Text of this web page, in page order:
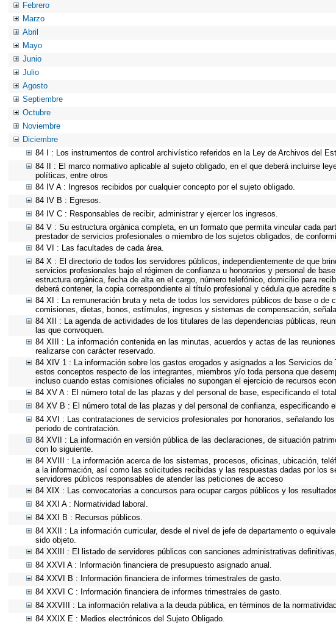
Febrero
Marzo
Abril
Mayo
Junio
Julio
Agosto
Septiembre
Octubre
Noviembre
Diciembre
84 I : Los instrumentos de control archivístico referidos en la Ley de Archivos del
84 II : El marco normativo aplicable al sujeto obligado, en el que deberá incluirse
políticas, entre otros
84 IV A : Ingresos recibidos por cualquier concepto por el sujeto obligado.
84 IV B : Egresos.
84 IV C : Responsables de recibir, administrar y ejercer los ingresos.
84 V : Su estructura orgánica completa, en un formato que permita vincular cada
prestador de servicios profesionales o miembro de los sujetos obligados, de
84 VI : Las facultades de cada área.
84 X : El directorio de todos los servidores públicos, independientemente de que
servicios profesionales bajo el régimen de confianza u honorarios y personal de
estructura orgánica, fecha de alta en el cargo, número telefónico, domicilio para
deberá contener, la copia correspondiente al título profesional y cédula que acredite
84 XI : La remuneración bruta y neta de todos los servidores públicos de base o
comisiones, dietas, bonos, estímulos, ingresos y sistemas de compensación,
84 XII : La agenda de actividades de los titulares de las dependencias públicas,
las que convoquen.
84 XIII : La información contenida en las minutas, acuerdos y actas de las
realizarse con carácter reservado.
84 XIV 1 : La información sobre los gastos erogados y asignados a los Servicios
estos conceptos respecto de los integrantes, miembros y/o toda persona que
incluso cuando estas comisiones oficiales no supongan el ejercicio de recursos
84 XV A : El número total de las plazas y del personal de base, especificando el
84 XV B : El número total de las plazas y del personal de confianza, especificando
84 XVI : Las contrataciones de servicios profesionales por honorarios, señalando
periodo de contratación.
84 XVII : La información en versión pública de las declaraciones, de situación
con lo siguiente.
84 XVIII : La información acerca de los sistemas, procesos, oficinas, ubicación,
a la información, así como las solicitudes recibidas y las respuestas dadas por los
servidores públicos responsables de atender las peticiones de acceso
84 XIX : Las convocatorias a concursos para ocupar cargos públicos y los
84 XXI A : Normatividad laboral.
84 XXI B : Recursos públicos.
84 XXII : La información curricular, desde el nivel de jefe de departamento o
sido objeto.
84 XXIII : El listado de servidores públicos con sanciones administrativas
84 XXVI A : Información financiera de presupuesto asignado anual.
84 XXVI B : Información financiera de informes trimestrales de gasto.
84 XXVI C : Información financiera de informes trimestrales de gasto.
84 XXVIII : La información relativa a la deuda pública, en términos de la
84 XXIX E : Medios electrónicos del Sujeto Obligado.